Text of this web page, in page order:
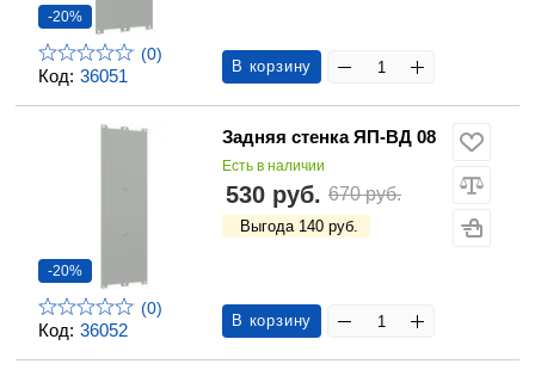
Код: 36051
-20%
(0)
В корзину
Код: 36052
-20%
(0)
Задняя стенка ЯП-ВД 08
Есть в наличии
530 руб. 670 руб.
Выгода 140 руб.
В корзину